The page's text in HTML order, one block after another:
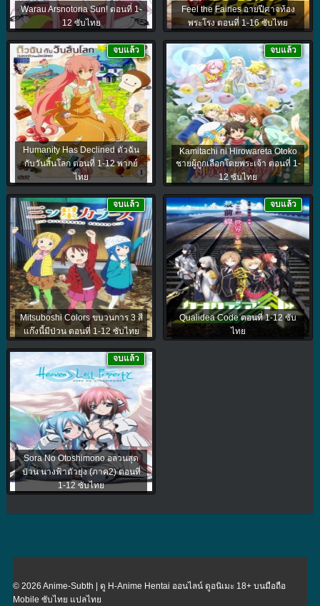
Warau Arsnotoria Sun! ตอนที่ 1-
12 ซับไทย
Feel the Fairies อายปีศาจท้อง
พระโรง ตอนที่ 1-16 ซับไทย
Humanity Has Declined ตัวฉัน
กับวันสิ้นโลก ตอนที่ 1-12 พากย์
ไทย
จบแล้ว
Kamitachi ni Hirowareta Otoko
ชายผู้ถูกเลือกโดยพระเจ้า ตอนที่ 1-
12 ซับไทย
จบแล้ว
Mitsuboshi Colors ขบวนการ 3 สี
แก๊งนี้มีป่วน ตอนที่ 1-12 ซับไทย
จบแล้ว
Qualidea Code ตอนที่ 1-12 ซับ
ไทย
จบแล้ว
Sora No Otoshimono อลวนสุด
ป่วน นางฟ้าตัวยุ่ง (ภาค2) ตอนที่
1-12 ซับไทย
จบแล้ว
© 2026 Anime-Subth | ดู H-Anime Hentai ออนไลน์ ดูอนิเมะ 18+ บนมือถือ
Mobile ซับไทย แปลไทย